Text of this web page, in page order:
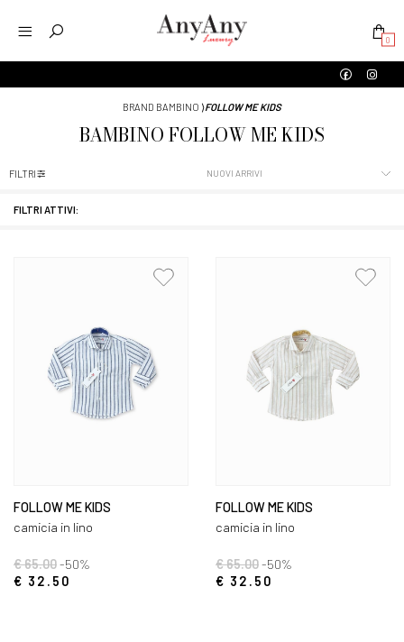
0
BRAND BAMBINO ⟩FOLLOW ME KIDS
BAMBINOFOLLOW ME KIDS
FILTRI ATTIVI:
FILTRI
FOLLOW ME KIDS
camicia in lino
€ 65.00-50%
€ 32.50
FOLLOW ME KIDS
camicia in lino
€ 65.00-50%
€ 32.50